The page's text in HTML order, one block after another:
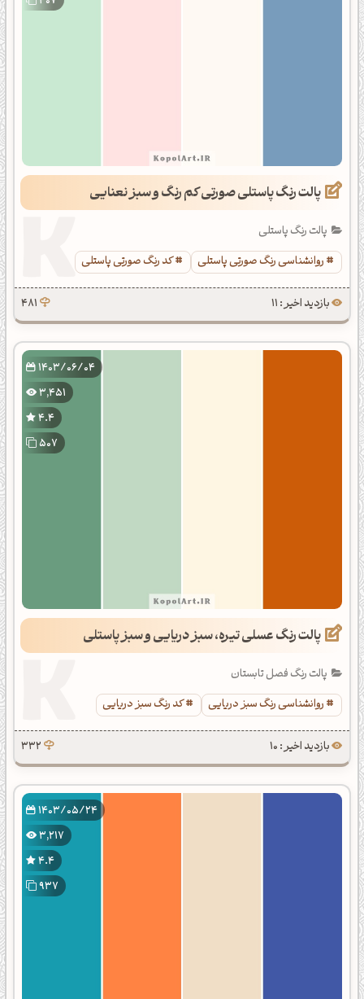
پالت رنگ پاستلی صورتی کم رنگ و سبز نعنایی
پالت رنگ پاستلی
روانشناسی رنگ صورتی پاستلی
کد رنگ صورتی پاستلی
بازدید اخیر : 11 481
1403/06/04
3,451
4.4
507
پالت رنگ عسلی تیره، سبز دریایی و سبز پاستلی
پالت رنگ فصل تابستان
روانشناسی رنگ سبز دریایی
کد رنگ سبز دریایی
بازدید اخیر : 10 332
1403/05/24
3,217
4.4
937